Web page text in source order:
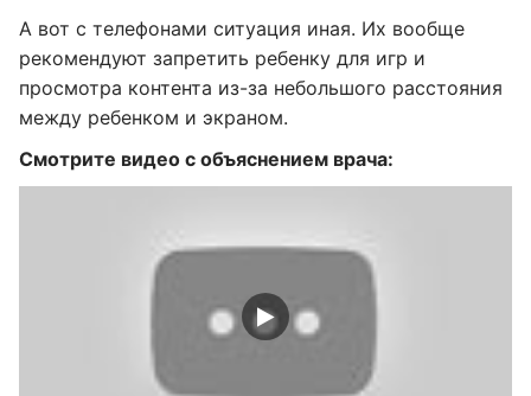
А вот с телефонами ситуация иная. Их вообще
рекомендуют запретить ребенку для игр и
просмотра контента из-за небольшого расстояния
между ребенком и экраном.
Смотрите видео с объяснением врача: